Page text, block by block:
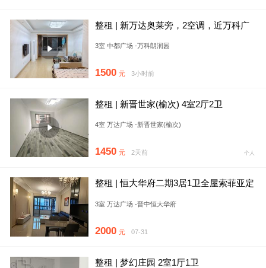
整租 | 新万达奥莱旁，2空调，近万科广
3室 中都广场 -万科朗润园
1500 元 3小时前
整租 | 新晋世家(榆次) 4室2厅2卫
4室 万达广场 -新晋世家(榆次)
1450 元 2天前 个人
整租 | 恒大华府二期3居1卫全屋索菲亚定
3室 万达广场 -晋中恒大华府
2000 元 07-31
整租 | 梦幻庄园 2室1厅1卫